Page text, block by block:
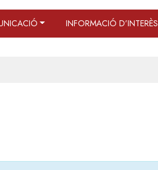
INFORMACIÓ D’INTERÈS